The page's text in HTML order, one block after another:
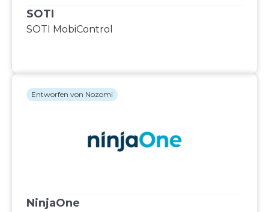
SOTI
SOTI MobiControl
NinjaOne
Entworfen von Nozomi